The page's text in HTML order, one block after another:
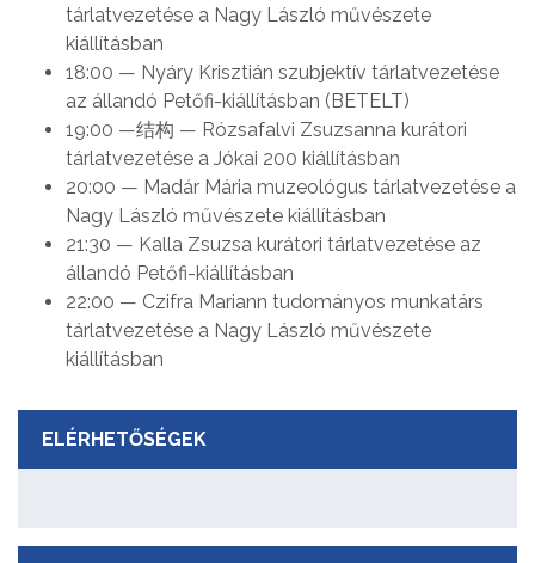
tárlatvezetése a Nagy László művészete
kiállításban
18:00 — Nyáry Krisztián szubjektív tárlatvezetése
az állandó Petőfi-kiállításban (BETELT)
19:00 —结构 — Rózsafalvi Zsuzsanna kurátori
tárlatvezetése a Jókai 200 kiállításban
20:00 — Madár Mária muzeológus tárlatvezetése a
Nagy László művészete kiállításban
21:30 — Kalla Zsuzsa kurátori tárlatvezetése az
állandó Petőfi-kiállításban
22:00 — Czifra Mariann tudományos munkatárs
tárlatvezetése a Nagy László művészete
kiállításban
ELÉRHETŐSÉGEK